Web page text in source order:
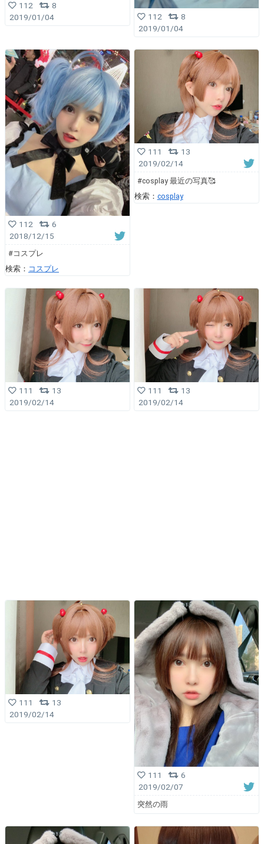
112
8
2019/01/04
112
8
2019/01/04
112
6
2018/12/15
#コスプレ
検索： コスプレ
111
13
2019/02/14
#cosplay 最近の写真🥰
検索： cosplay
111
13
2019/02/14
111
13
2019/02/14
111
13
2019/02/14
111
6
2019/02/07
突然の雨